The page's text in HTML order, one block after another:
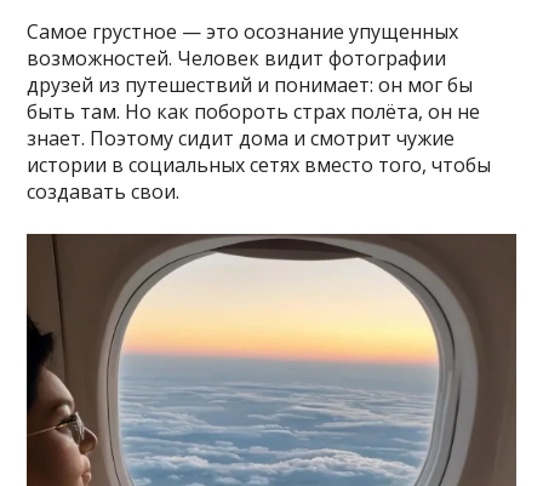
Самое грустное — это осознание упущенных
возможностей. Человек видит фотографии
друзей из путешествий и понимает: он мог бы
быть там. Но как побороть страх полёта, он не
знает. Поэтому сидит дома и смотрит чужие
истории в социальных сетях вместо того, чтобы
создавать свои.